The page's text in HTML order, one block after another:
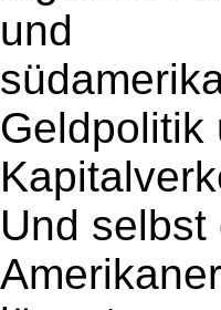
und
Geldpolitik
Und selbst